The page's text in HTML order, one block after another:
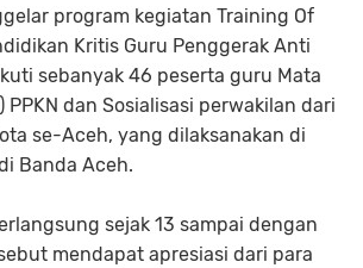
program kegiatan Training Of
Kritis Guru Penggerak Anti
sebanyak 46 peserta guru Mata
PPKN dan Sosialisasi perwakilan dari
se-Aceh, yang dilaksanakan di
Banda Aceh.
sejak 13 sampai dengan
mendapat apresiasi dari para